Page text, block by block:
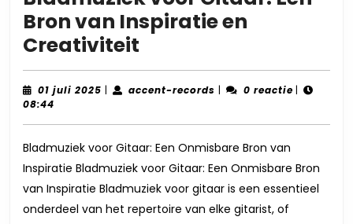
Bron van Inspiratie en
Creativiteit
de
Magie
Bladmuziek
voor
Gitaar:
Een
01 juli 2025 01| accent-records accent-
| 0 reactie |
08:44
Bladmuziek voor Gitaar: Een Onmisbare Bron van
Inspiratie Bladmuziek voor Gitaar: Een Onmisbare Bron
van Inspiratie Bladmuziek voor gitaar is een essentieel
onderdeel van het repertoire van elke gitarist, of